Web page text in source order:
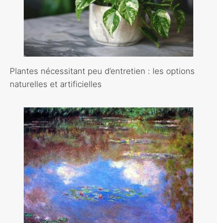
Plantes nécessitant peu d’entretien : les options
naturelles et artificielles